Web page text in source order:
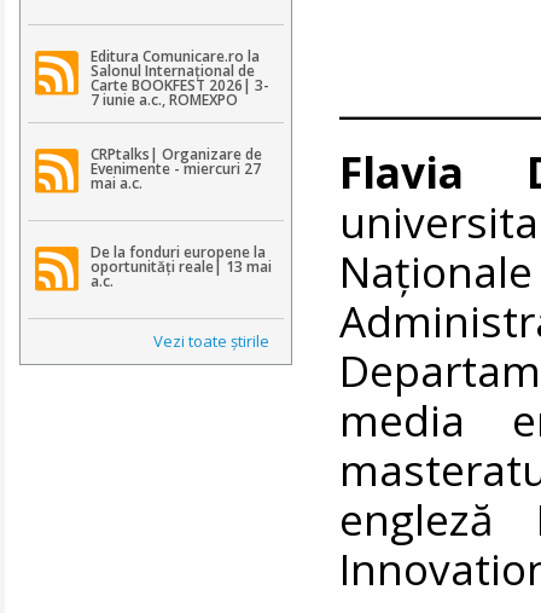
Editura Comunicare.ro la
Salonul Internațional de
Carte BOOKFEST 2026| 3-
7 iunie a.c., ROMEXPO
CRPtalks| Organizare de
Evenimente - miercuri 27
mai a.c.
De la fonduri europene la
oportunități reale| 13 mai
a.c.
Vezi toate ştirile
Flavia
media
engleză